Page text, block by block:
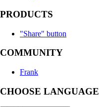
PRODUCTS
"Share" button
COMMUNITY
Frank
CHOOSE LANGUAGE